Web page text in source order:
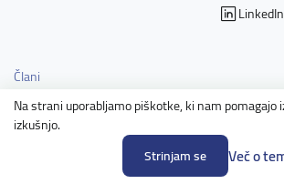
Na strani uporabljamo piškotke, ki nam pomagajo
izkušnjo.
Strinjam se
Več o
LinkedIn
Člani